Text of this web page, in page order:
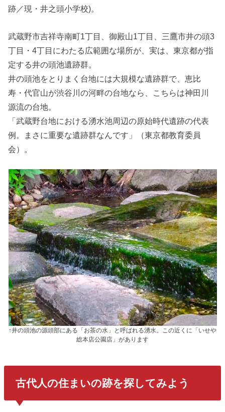
跡／現・井之頭小学校)。
武蔵野市吉祥寺南町1丁目、御殿山1丁目、三鷹市井の頭3
丁目・4丁目にわたる広範囲な場所が、実は、東京都が指
定する井の頭池遺跡群。
井の頭池をとりまく台地には大規模な遺跡群で、恵比
寿・代官山が渋谷川の河畔の台地なら、こちらは神田川
源流の台地。
「武蔵野台地における湧水池周辺の原始時代遺跡の代表
例。まさに重要な遺跡群なんです」（東京都教育委員
会）。
↑井の頭池の源頭部にある「お茶の水」と呼ばれる湧水。この近くに「いせや
総本店公園店」があります
古代人の住まいの跡を探してみよう